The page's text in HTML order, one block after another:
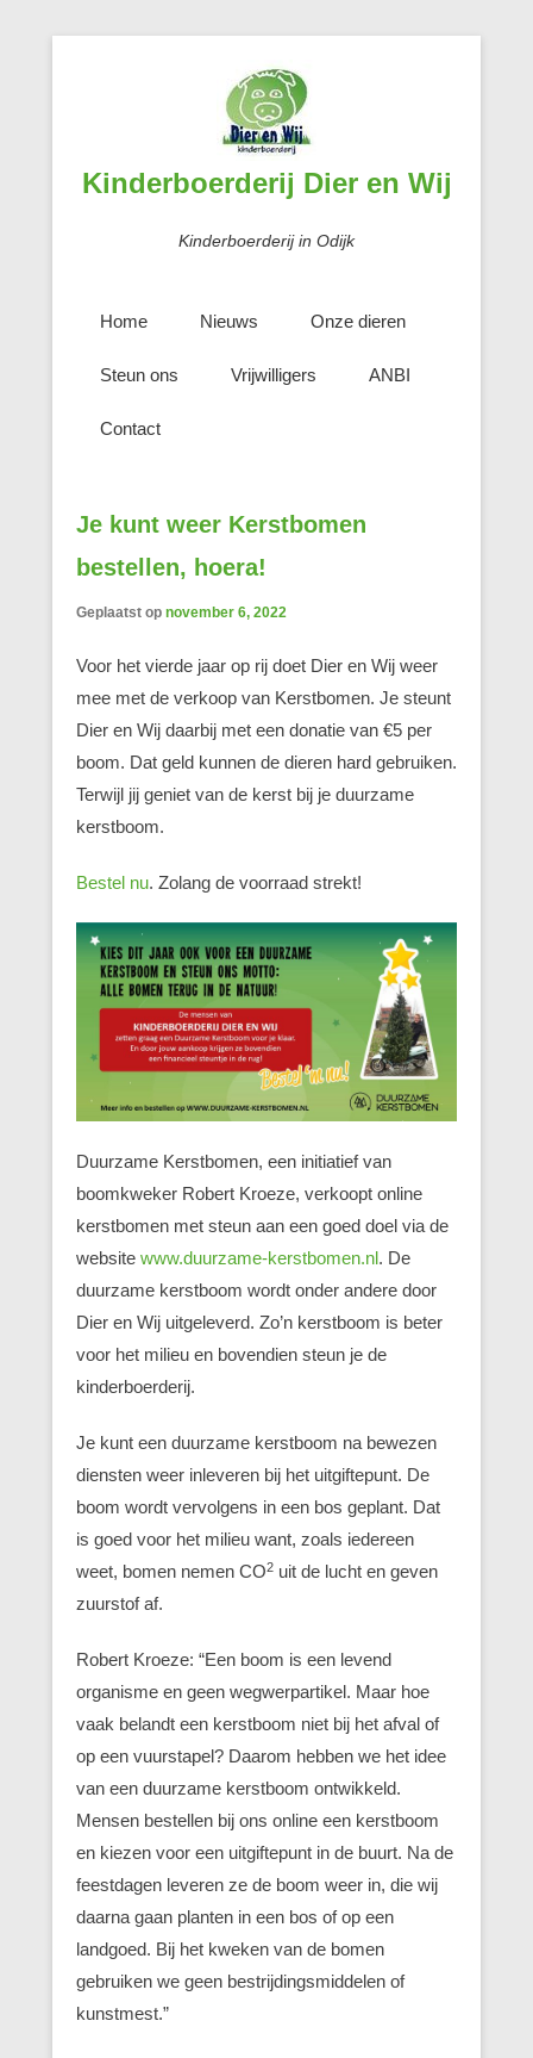
Kinderboerderij Dier en Wij
Kinderboerderij in Odijk
Home Nieuws Onze dieren
Steun ons Vrijwilligers ANBI
Contact
Je kunt weer Kerstbomen
bestellen, hoera!
Geplaatst op november 6, 2022
Voor het vierde jaar op rij doet Dier en Wij weer
mee met de verkoop van Kerstbomen. Je steunt
Dier en Wij daarbij met een donatie van €5 per
boom. Dat geld kunnen de dieren hard gebruiken.
Terwijl jij geniet van de kerst bij je duurzame
kerstboom.
Bestel nu. Zolang de voorraad strekt!
Duurzame Kerstbomen, een initiatief van
boomkweker Robert Kroeze, verkoopt online
kerstbomen met steun aan een goed doel via de
website www.duurzame-kerstbomen.nl . De
duurzame kerstboom wordt onder andere door
Dier en Wij uitgeleverd. Zo’n kerstboom is beter
voor het milieu en bovendien steun je de
kinderboerderij.
Je kunt een duurzame kerstboom na bewezen
diensten weer inleveren bij het uitgiftepunt. De
boom wordt vervolgens in een bos geplant. Dat
is goed voor het milieu want, zoals iedereen
weet, bomen nemen CO2 uit de lucht en geven
zuurstof af.
Robert Kroeze: “Een boom is een levend
organisme en geen wegwerpartikel. Maar hoe
vaak belandt een kerstboom niet bij het afval of
op een vuurstapel? Daarom hebben we het idee
van een duurzame kerstboom ontwikkeld.
Mensen bestellen bij ons online een kerstboom
en kiezen voor een uitgiftepunt in de buurt. Na de
feestdagen leveren ze de boom weer in, die wij
daarna gaan planten in een bos of op een
landgoed. Bij het kweken van de bomen
gebruiken we geen bestrijdingsmiddelen of
kunstmest.”